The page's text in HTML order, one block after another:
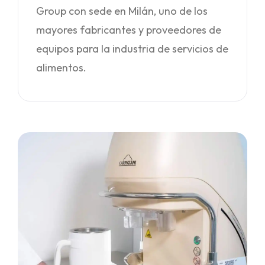
Group con sede en Milán, uno de los
mayores fabricantes y proveedores de
equipos para la industria de servicios de
alimentos.